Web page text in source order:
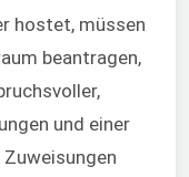
hostet, müssen
beantragen,
und einer
Zuweisungen